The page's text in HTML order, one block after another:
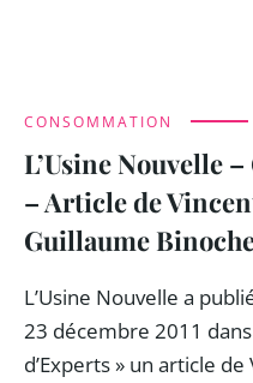
CONSOMMATION
L’Usine Nouvelle
– Article de
Guillaume
L’Usine Nouvelle a
23 décembre 2011
d’Experts » un article